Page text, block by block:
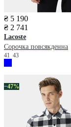
₴ 5 190
₴ 2 741
Lacoste
Сорочка повсякденна
41 43
−47%